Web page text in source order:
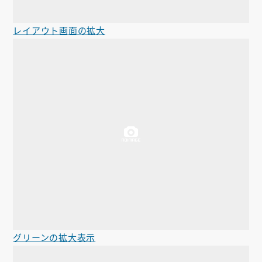
レイアウト画面の拡大
グリーンの拡大表示